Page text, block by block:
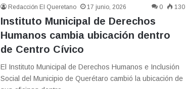
Redacción El Queretano 17 junio, 2026 0 130
Instituto Municipal de Derechos
Humanos cambia ubicación dentro
de Centro Cívico
El Instituto Municipal de Derechos Humanos e Inclusión
Social del Municipio de Querétaro cambió la ubicación de